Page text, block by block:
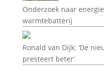
Onderzoek naar
warmtebatterij
Ronald van Dijk: ‘De
presteert beter’